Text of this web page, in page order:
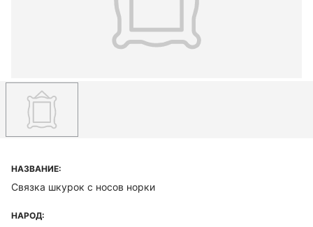
НАЗВАНИЕ:
Связка шкурок с носов норки
НАРОД: